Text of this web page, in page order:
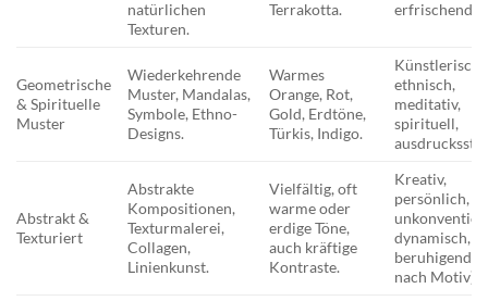
natürlichen
Texturen.
Terrakotta. erfrischend.
Geometrische
& Spirituelle
Muster
Wiederkehrende
Muster, Mandalas,
Symbole, Ethno-
Designs.
Warmes
Orange, Rot,
Gold, Erdtöne,
Türkis, Indigo.
Künstlerisch,
ethnisch,
meditativ,
spirituell,
Abstrakt &
Texturiert
Abstrakte
Kompositionen,
Texturmalerei,
Collagen,
Linienkunst.
Vielfältig, oft
warme oder
erdige Töne,
auch kräftige
Kontraste.
Kreativ,
persönlich,
dynamisch,
beruhigend
nach Motiv).